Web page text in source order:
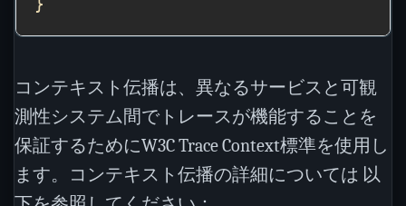
コンテキスト伝播は、異なるサービスと可観
測性システム間でトレースが機能することを
保証するためにW3C Trace Context標準を使用し
ます。コンテキスト伝播の詳細については 以